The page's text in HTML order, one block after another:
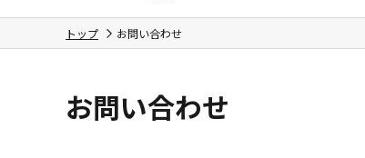
トップ お問い合わせ
お問い合わせ